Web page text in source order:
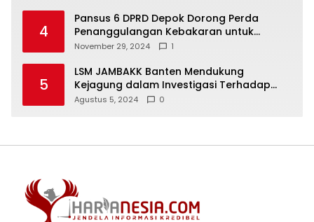
4
Pansus 6 DPRD Depok Dorong Perda
Penanggulangan Kebakaran untuk
Keselamatan Warga
November 29, 2024 1
5
LSM JAMBAKK Banten Mendukung
Kejagung dalam Investigasi Terhadap
Walikota Bandar Lampung
Agustus 5, 2024 0